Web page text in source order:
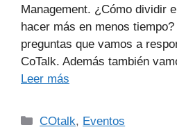
Management. ¿Cómo dividir
hacer más en menos
preguntas que vamos a
CoTalk. Además también
Leer más
COtalk, Eventos